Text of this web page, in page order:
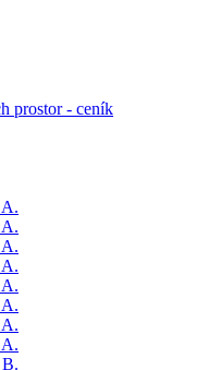
prostor - ceník